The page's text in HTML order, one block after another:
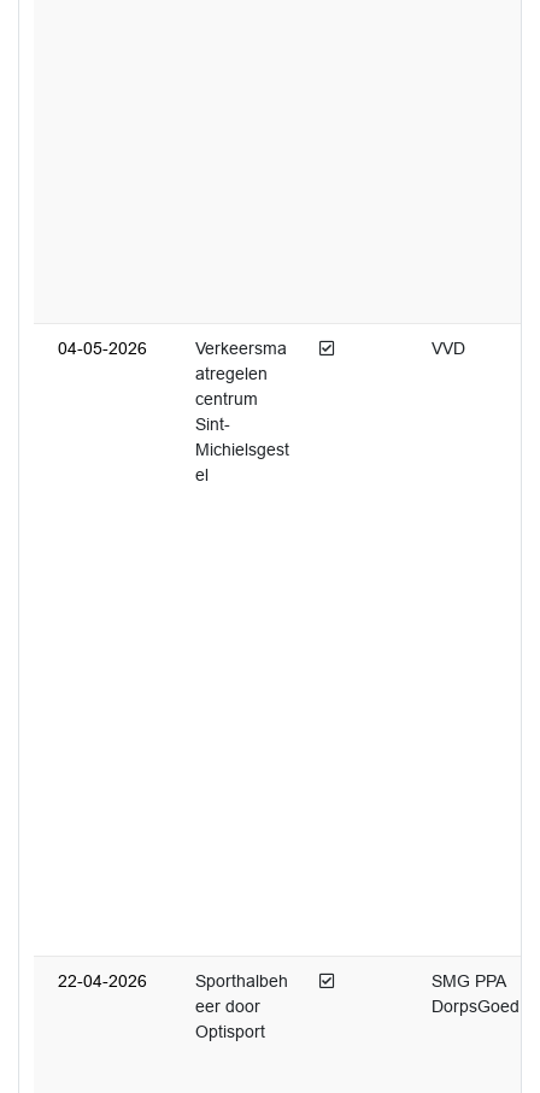
04-05-2026
Verkeersma
atregelen
centrum
Sint-
Michielsgest
el
Afgedaan VVD
22-04-2026
Sporthalbeh
eer door
Optisport
Afgedaan
SMG PPA
DorpsGoed